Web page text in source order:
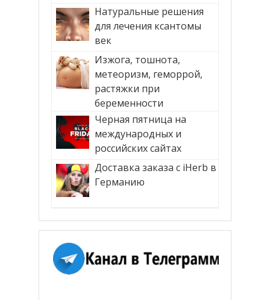
Натуральные решения
для лечения ксантомы
век
Изжога, тошнота,
метеоризм, геморрой,
растяжки при
беременности
Черная пятница на
международных и
российских сайтах
Доставка заказа с iHerb в
Германию